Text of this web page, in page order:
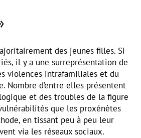
des jeunes filles. Si
il y a une surreprésentation de
violences intrafamiliales et du
Nombre d’entre elles présentent
et des troubles de la figure
que les proxénètes
en tissant peu à peu leur
via les réseaux sociaux.